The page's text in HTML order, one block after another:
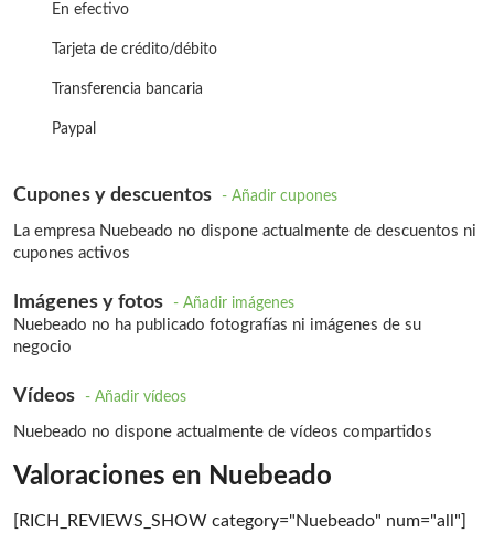
En efectivo
Tarjeta de crédito/débito
Transferencia bancaria
Paypal
Cupones y descuentos - Añadir cupones
La empresa Nuebeado no dispone actualmente de descuentos ni
cupones activos
Imágenes y fotos - Añadir imágenes
Nuebeado no ha publicado fotografías ni imágenes de su
negocio
Vídeos - Añadir vídeos
Nuebeado no dispone actualmente de vídeos compartidos
Valoraciones en Nuebeado
[RICH_REVIEWS_SHOW category="Nuebeado" num="all"]